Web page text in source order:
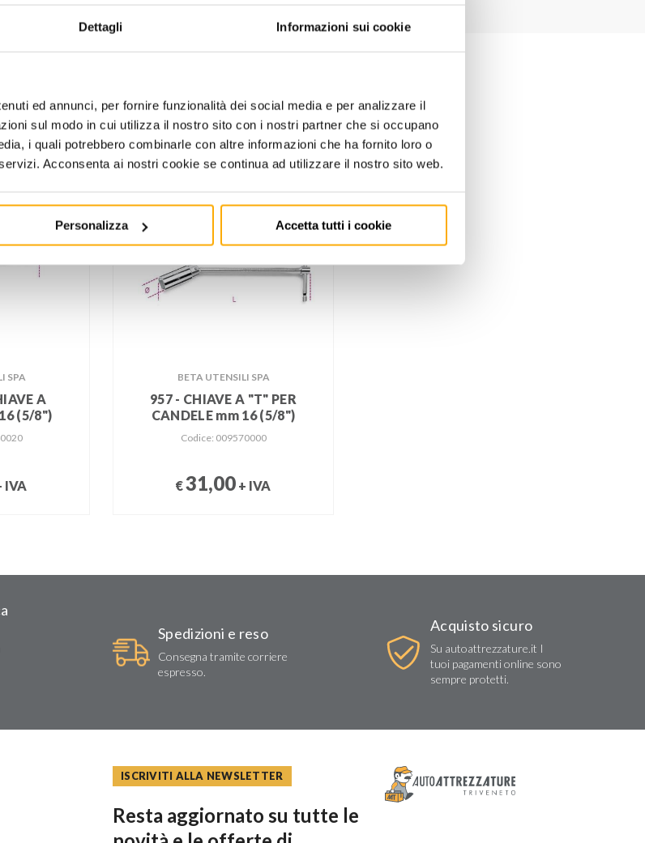
Dettagli Informazioni sui cookie
ed annunci, per fornire funzionalità dei social media e per analizzare il
sul modo in cui utilizza il nostro sito con i nostri partner che si occupano
i quali potrebbero combinarle con altre informazioni che ha fornito loro o
Acconsenta ai nostri cookie se continua ad utilizzare il nostro sito web.
Personalizza Accetta tutti i cookie
SPA
A
(5/8")
IVA
BETA UTENSILI SPA
957 - CHIAVE A "T" PER
CANDELE mm 16 (5/8")
Codice: 009570000
€31,00 + IVA
Spedizioni e reso
Consegna tramite corriere
espresso.
Acquisto sicuro
Su autoattrezzature.it I
tuoi pagamenti online sono
sempre protetti.
ISCRIVITI ALLA NEWSLETTER
Resta aggiornato su tutte le